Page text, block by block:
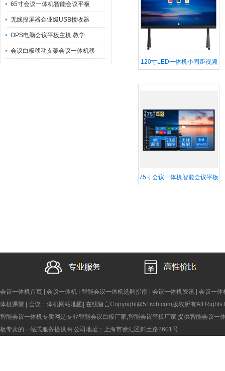
65寸会议一体机智能会议平板
无线投屏器企业级USB接收器
OPS电脑会议平板主机 教学
会议白板移动支架会议一体机移
120寸LED一体机小间距视频
75寸会议一体机智能会议平板
会议一体机首页 会议一体机 智能会议一体机选购指南 会议一体机资讯
会议一体
体机课堂
会议一体机网站地图 在线留言Copyright@51iwb.com版权所有All Rights
智能会议一体机专卖网是专业智能会议白板厂家,智能会议平板厂家,提供智能会议一
板专卖的一站式服务提供商 公司地址：上海市徐汇区斜土路2601号